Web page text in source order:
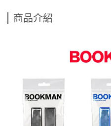
商品介紹